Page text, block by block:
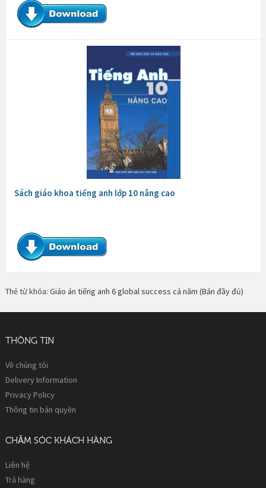
Sách giáo khoa tiếng anh lớp 10 nâng cao
Thẻ từ khóa: Giáo án tiếng anh 6 global success cả năm (Bản đầy đủ)
THÔNG TIN
Về chúng tôi
Delivery Information
Privacy Policy
Thông tin bản quyền
CHĂM SÓC KHÁCH HÀNG
Liên hệ
Trả hàng